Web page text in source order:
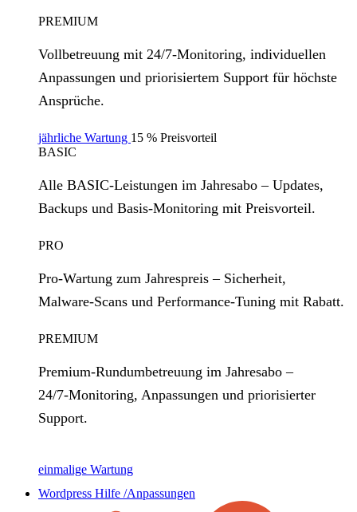
PREMIUM
Vollbetreuung mit 24/7‑Monitoring, individuellen
Anpassungen und priorisiertem Support für höchste
Ansprüche.
jährliche Wartung 15 % Preisvorteil
BASIC
Alle BASIC‑Leistungen im Jahresabo – Updates,
Backups und Basis‑Monitoring mit Preisvorteil.
PRO
Pro‑Wartung zum Jahrespreis – Sicherheit,
Malware‑Scans und Performance‑Tuning mit Rabatt.
PREMIUM
Premium‑Rundumbetreuung im Jahresabo –
24/7‑Monitoring, Anpassungen und priorisierter
Support.
einmalige Wartung
Wordpress Hilfe /Anpassungen